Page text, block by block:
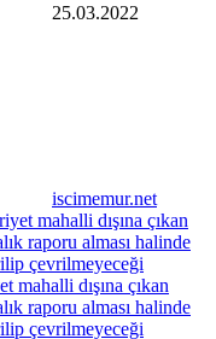
25.03.2022
iscimemur.net
dışına çıkan
raporu alması halinde
çevrilmeyeceği